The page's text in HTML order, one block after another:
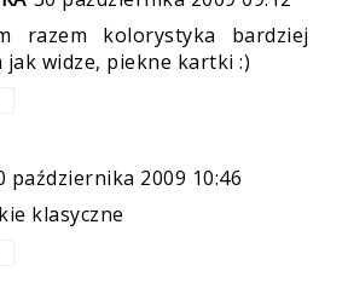
razem kolorystyka bardziej
jak widze, piekne kartki :)
października 2009 10:46
klasyczne